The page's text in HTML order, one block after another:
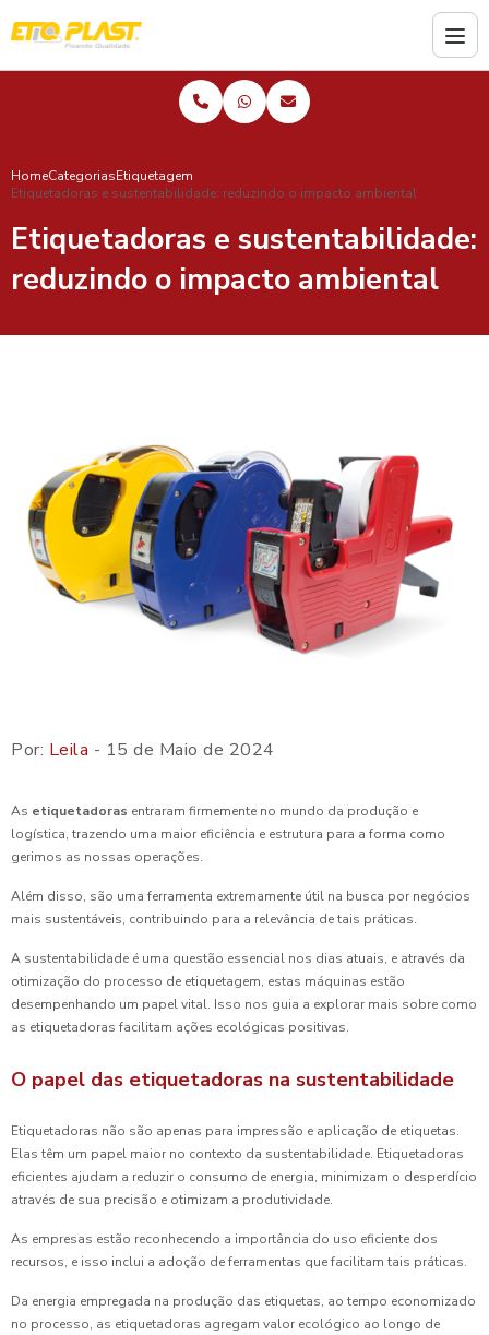
HomeCategoriasEtiquetagem
Etiquetadoras e sustentabilidade: reduzindo o impacto ambiental
Etiquetadoras e sustentabilidade:
reduzindo o impacto ambiental
Por: Leila - 15 de Maio de 2024
As etiquetadoras entraram firmemente no mundo da produção e
logística, trazendo uma maior eficiência e estrutura para a forma como
gerimos as nossas operações.
Além disso, são uma ferramenta extremamente útil na busca por negócios
mais sustentáveis, contribuindo para a relevância de tais práticas.
A sustentabilidade é uma questão essencial nos dias atuais, e através da
otimização do processo de etiquetagem, estas máquinas estão
desempenhando um papel vital. Isso nos guia a explorar mais sobre como
as etiquetadoras facilitam ações ecológicas positivas.
O papel das etiquetadoras na sustentabilidade
Etiquetadoras não são apenas para impressão e aplicação de etiquetas.
Elas têm um papel maior no contexto da sustentabilidade. Etiquetadoras
eficientes ajudam a reduzir o consumo de energia, minimizam o desperdício
através de sua precisão e otimizam a produtividade.
As empresas estão reconhecendo a importância do uso eficiente dos
recursos, e isso inclui a adoção de ferramentas que facilitam tais práticas.
Da energia empregada na produção das etiquetas, ao tempo economizado
no processo, as etiquetadoras agregam valor ecológico ao longo de